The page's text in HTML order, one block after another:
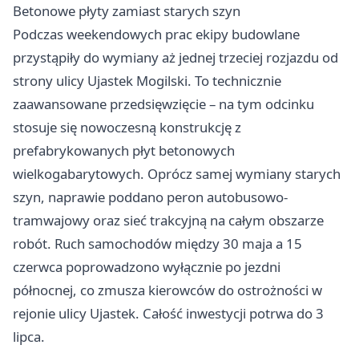
Betonowe płyty zamiast starych szyn
Podczas weekendowych prac ekipy budowlane
przystąpiły do wymiany aż jednej trzeciej rozjazdu od
strony ulicy Ujastek Mogilski. To technicznie
zaawansowane przedsięwzięcie – na tym odcinku
stosuje się nowoczesną konstrukcję z
prefabrykowanych płyt betonowych
wielkogabarytowych. Oprócz samej wymiany starych
szyn, naprawie poddano peron autobusowo-
tramwajowy oraz sieć trakcyjną na całym obszarze
robót. Ruch samochodów między 30 maja a 15
czerwca poprowadzono wyłącznie po jezdni
północnej, co zmusza kierowców do ostrożności w
rejonie ulicy Ujastek. Całość inwestycji potrwa do 3
lipca.